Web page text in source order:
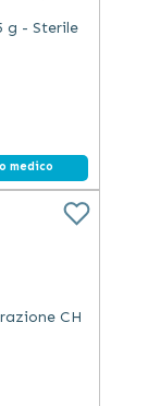
g - Sterile
medico
CH